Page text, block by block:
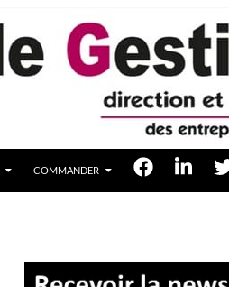
COMMANDER